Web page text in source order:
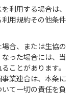
利用する場合は、
用規約その他条件
合、または生協の
った場合には、当
ことがあります。
業連合は、本条に
て一切の責任を負